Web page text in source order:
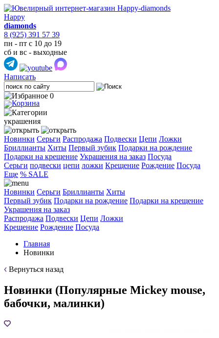
Happy
diamonds
8 (925) 391 57 39
пн - пт с 10 до 19
сб и вс - выходные
Написать
0
украшения
Новинки Серьги Распродажа Подвески Цепи Ложки
Бриллианты Хиты Первый зубик Подарки на рождение
Подарки на крещение Украшения на заказ Посуда
Cерьги подвески цепи ложки Крещение Рождение Посуда
Еще % SALE
Новинки Серьги Бриллианты Хиты
Первый зубик Подарки на рождение Подарки на крещение
Украшения на заказ
Распродажа Подвески Цепи Ложки
Крещение Рождение Посуда
Главная
Новинки
Вернуться назад
Новинки (Популярные Mickey mouse,
бабочки, малинки)